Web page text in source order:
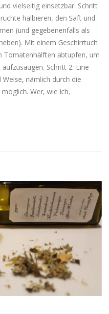
vielseitig einsetzbar. Schritt
halbieren, den Saft und
(und gegebenenfalls als
Mit einem Geschirrtuch
Tomatenhälften abtupfen, um
Schritt 2: Eine
nämlich durch die
Wer, wie ich,